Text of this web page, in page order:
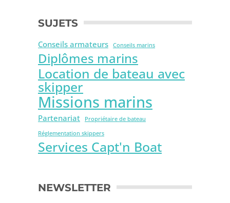
SUJETS
Conseils armateurs Conseils marins
Diplômes marins
Location de bateau avec
skipper
Missions marins
Partenariat
Propriétaire de bateau
Réglementation skippers
Services Capt'n Boat
NEWSLETTER